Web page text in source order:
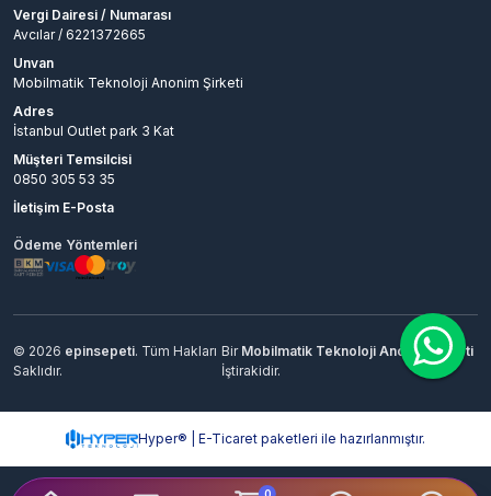
Vergi Dairesi / Numarası
Avcılar / 6221372665
Unvan
Mobilmatik Teknoloji Anonim Şirketi
Adres
İstanbul Outlet park 3 Kat
Müşteri Temsilcisi
0850 305 53 35
İletişim E-Posta
Ödeme Yöntemleri
© 2026 epinsepeti. Tüm Hakları
Saklıdır.
Bir Mobilmatik Teknoloji Anonim Şirketi
İştirakidir.
Hyper® | E-Ticaret paketleri ile hazırlanmıştır.